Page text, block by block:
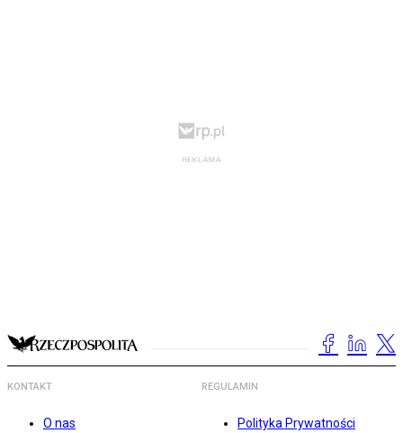
KONTAKT
O nas
REGULAMIN
Polityka Prywatności